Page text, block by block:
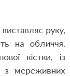
руку,
на обличчя.
кістки, із
з мереживних